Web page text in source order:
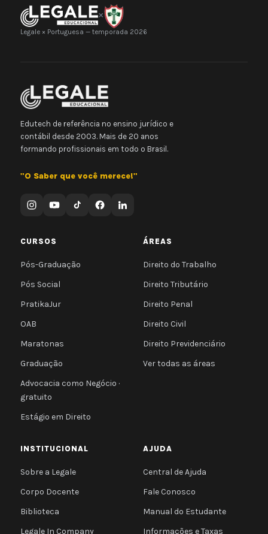
×
Legale × Portuguesa — temporada 2026
Edutech de referência no ensino jurídico e
contábil desde 2003. Mais de 20 anos
formando profissionais em todo o Brasil.
"O Saber que você merece!"
CURSOS
Pós-Graduação
Pós Social
PratikaJur
OAB
Maratonas
Graduação
Advocacia como Negócio ·
gratuito
Estágio em Direito
ÁREAS
Direito do Trabalho
Direito Tributário
Direito Penal
Direito Civil
Direito Previdenciário
Ver todas as áreas
INSTITUCIONAL
Sobre a Legale
Corpo Docente
Biblioteca
Legale In Company
AJUDA
Central de Ajuda
Fale Conosco
Manual do Estudante
Informações e Taxas